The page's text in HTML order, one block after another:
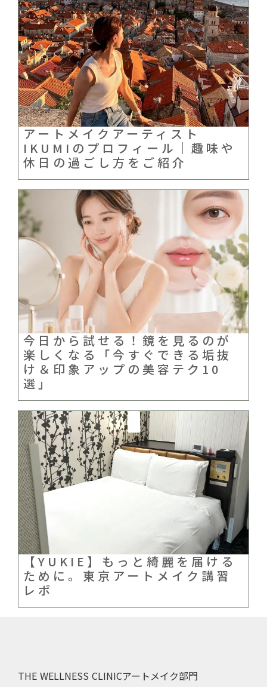
アートメイクアーティスト
IKUMIのプロフィール｜趣味や
休日の過ごし方をご紹介
今日から試せる！鏡を見るのが
楽しくなる「今すぐできる垢抜
け＆印象アップの美容テク10
選」
【YUKIE】もっと綺麗を届ける
ために。東京アートメイク講習
レポ
THE WELLNESS CLINICアートメイク部門